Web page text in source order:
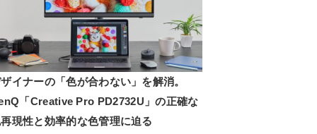
イナーの「色が合わない」を解消。
「Creative Pro PD2732U」の正確な
現性と効率的な色管理に迫る